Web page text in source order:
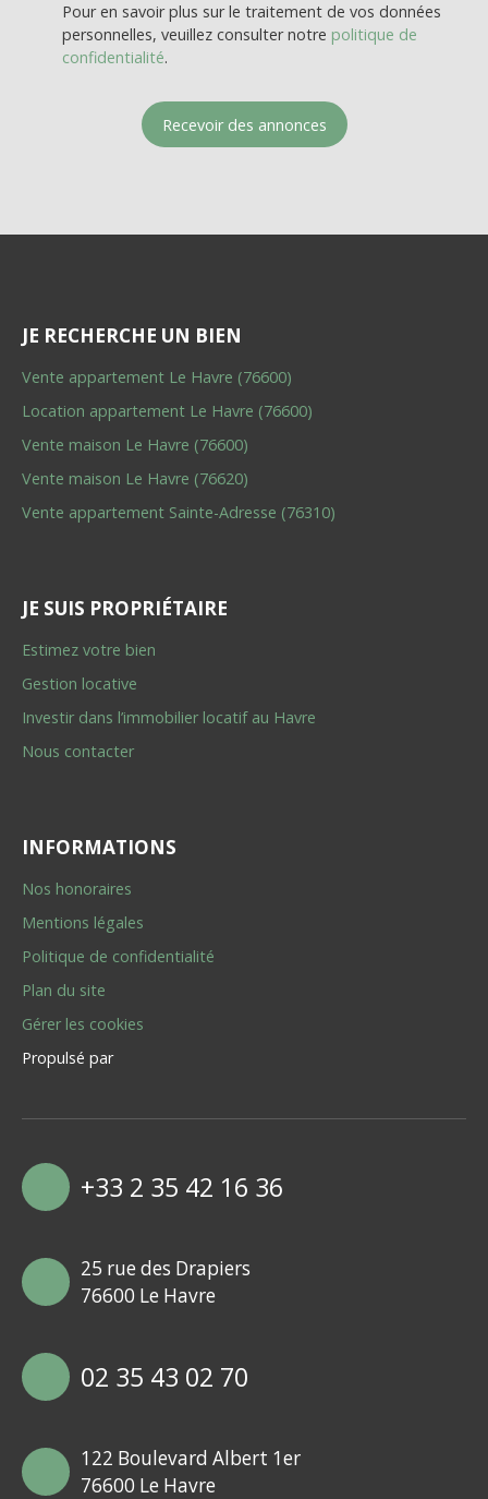
Pour en savoir plus sur le traitement de vos données
personnelles, veuillez consulter notre politique de
confidentialité.
Recevoir des annonces
JE RECHERCHE UN BIEN
Vente appartement Le Havre (76600)
Location appartement Le Havre (76600)
Vente maison Le Havre (76600)
Vente maison Le Havre (76620)
Vente appartement Sainte-Adresse (76310)
JE SUIS PROPRIÉTAIRE
Estimez votre bien
Gestion locative
Investir dans l’immobilier locatif au Havre
Nous contacter
INFORMATIONS
Nos honoraires
Mentions légales
Politique de confidentialité
Plan du site
Gérer les cookies
Propulsé par
+33 2 35 42 16 36
25 rue des Drapiers
76600 Le Havre
02 35 43 02 70
122 Boulevard Albert 1er
76600 Le Havre